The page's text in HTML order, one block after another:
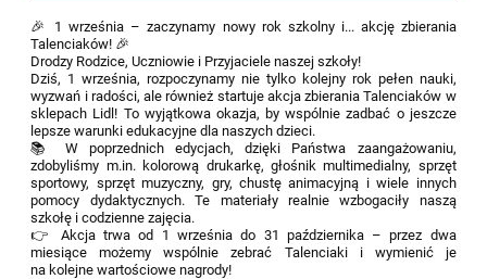
🎉 1 września – zaczynamy nowy rok szkolny i... akcję zbierania
Talenciaków! 🎉
Drodzy Rodzice, Uczniowie i Przyjaciele naszej szkoły!
Dziś, 1 września, rozpoczynamy nie tylko kolejny rok pełen nauki,
wyzwań i radości, ale również startuje akcja zbierania Talenciaków w
sklepach Lidl! To wyjątkowa okazja, by wspólnie zadbać o jeszcze
lepsze warunki edukacyjne dla naszych dzieci.
📚 W poprzednich edycjach, dzięki Państwa zaangażowaniu,
zdobyliśmy m.in. kolorową drukarkę, głośnik multimedialny, sprzęt
sportowy, sprzęt muzyczny, gry, chustę animacyjną i wiele innych
pomocy dydaktycznych. Te materiały realnie wzbogaciły naszą
szkołę i codzienne zajęcia.
👉 Akcja trwa od 1 września do 31 października – przez dwa
miesiące możemy wspólnie zebrać Talenciaki i wymienić je
na kolejne wartościowe nagrody!